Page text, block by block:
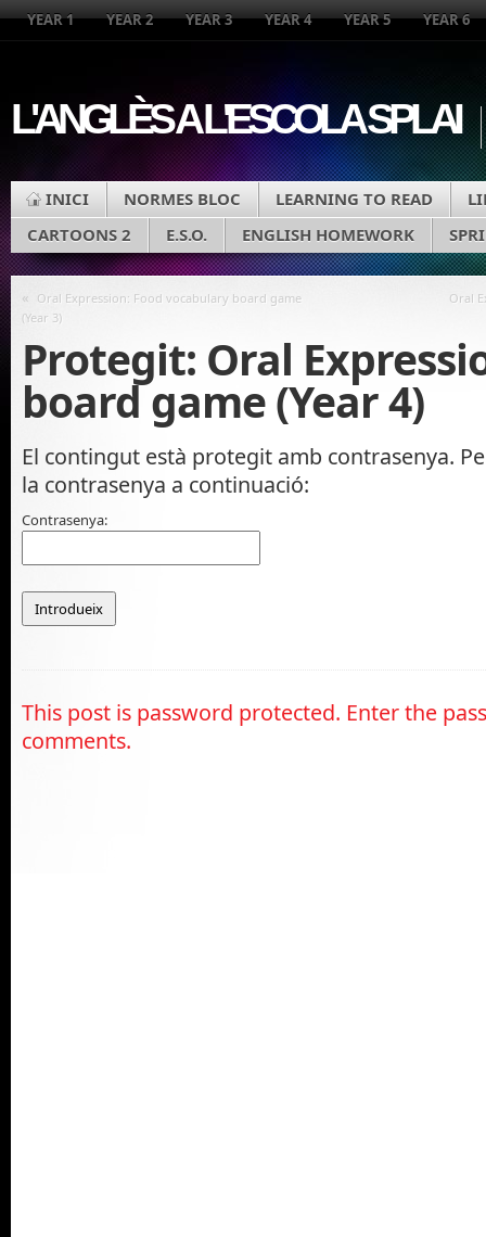
YEAR 1 YEAR 2 YEAR 3 YEAR 4 YEAR 5 YEAR 6
L'ANGLÈS A L'ESCOLA SPLAI
INICI NORMES BLOC LEARNING TO READ
CARTOONS 2
E.S.O. ENGLISH HOMEWORK
« Oral Expression: Food vocabulary board game
(Year 3)
Oral
Protegit: Oral
board game (Year 4)
El contingut està protegit amb contrasenya.
la contrasenya a continuació:
Contrasenya:
This post is password protected. Enter the
comments.